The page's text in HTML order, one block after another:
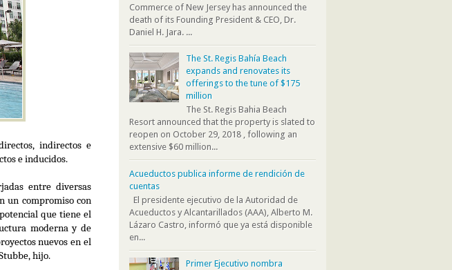
indirectos e
e inducidos.
entre diversas
un compromiso con
que tiene el
moderna y de
nuevos en el
hijo.
Commerce of New Jersey has announced the
death of its Founding President & CEO, Dr.
Daniel H. Jara. ...
The St. Regis Bahía Beach
expands and renovates its
offerings to the tune of $175
million
The St. Regis Bahia Beach
Resort announced that the property is slated to
reopen on October 29, 2018 , following an
extensive $60 million...
Acueductos publica informe de rendición de
cuentas
El presidente ejecutivo de la Autoridad de
Acueductos y Alcantarillados (AAA), Alberto M.
Lázaro Castro, informó que ya está disponible
en...
Primer Ejecutivo nombra